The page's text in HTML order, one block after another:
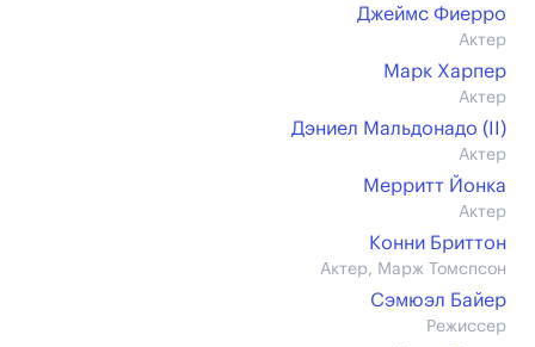
Джеймс Фиерро
Актер
Марк Харпер
Актер
Дэниел Мальдонадо (II)
Актер
Мерритт Йонка
Актер
Конни Бриттон
Актер, Марж Томспсон
Сэмюэл Байер
Режиссер